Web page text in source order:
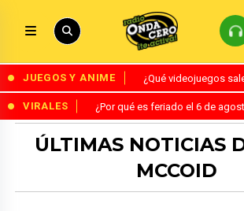
JUEGOS Y ANIME ¿Qué videojuegos
VIRALES ¿Por qué es feriado el 6 de
ÚLTIMAS NOTICIAS
MCCOID